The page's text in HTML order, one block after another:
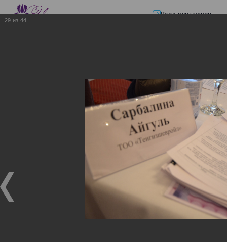
Вход для членов
Презентации
ЭЛЕКТРОННЫЕ СЧЕТА-ФАКТУРЫ.
ЭЛЕКТРОННЫЕ СЧЕТА-
ФАКТУРЫ. ВИРТУАЛЬНЫЙ
ЭЛЕКТРОННЫЕ СЧЕТА-ФАКТУРЫ. ВИРТУАЛЬНЫЙ
СКЛАД.
Семинар с КГД и разработчиками
29 из 44